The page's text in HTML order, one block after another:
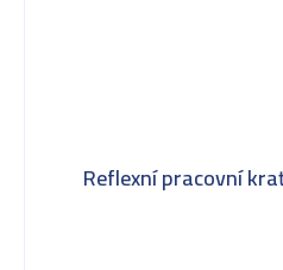
Reflexní pracovní